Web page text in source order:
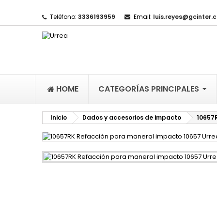
Teléfono: 3336193959 Email:
HOME CATEGORÍAS PRINCIPALES
Inicio Dados y accesorios de impacto